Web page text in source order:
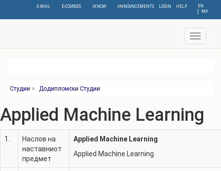
EN
МК
E-MAIL E-COURSES IKNOW ANNOUNCEMENTS LOGIN HELP
Toggle
Студии > Додипломски Студии
Applied Machine Learning
1.
Наслов на
наставниот
предмет
Applied Machine Learning
Applied Machine Learning